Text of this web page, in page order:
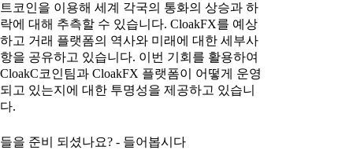
트코인을 이용해 세계 각국의 통화의 상승과 하
락에 대해 추측할 수 있습니다. CloakFX를 예상
하고 거래 플랫폼의 역사와 미래에 대한 세부사
항을 공유하고 있습니다. 이번 기회를 활용하여
CloakC코인팀과 CloakFX 플랫폼이 어떻게 운영
되고 있는지에 대한 투명성을 제공하고 있습니
다.
들을 준비 되셨나요? - 들어봅시다